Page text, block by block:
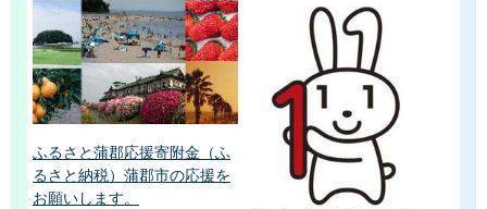
ふるさと蒲郡応援寄附金（ふ
るさと納税）蒲郡市の応援を
お願いします。